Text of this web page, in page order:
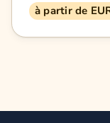
à partir de